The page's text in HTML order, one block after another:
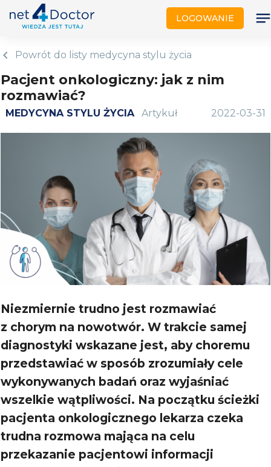
LOGOWANIE
Powrót do listy medycyna stylu życia
Pacjent onkologiczny: jak z nim
rozmawiać?
MEDYCYNA STYLU ŻYCIA Artykuł 2022-03-31
Niezmiernie trudno jest rozmawiać
z chorym na nowotwór. W trakcie samej
diagnostyki wskazane jest, aby choremu
przedstawiać w sposób zrozumiały cele
wykonywanych badań oraz wyjaśniać
wszelkie wątpliwości. Na początku ścieżki
pacjenta onkologicznego lekarza czeka
trudna rozmowa mająca na celu
przekazanie pacjentowi informacji